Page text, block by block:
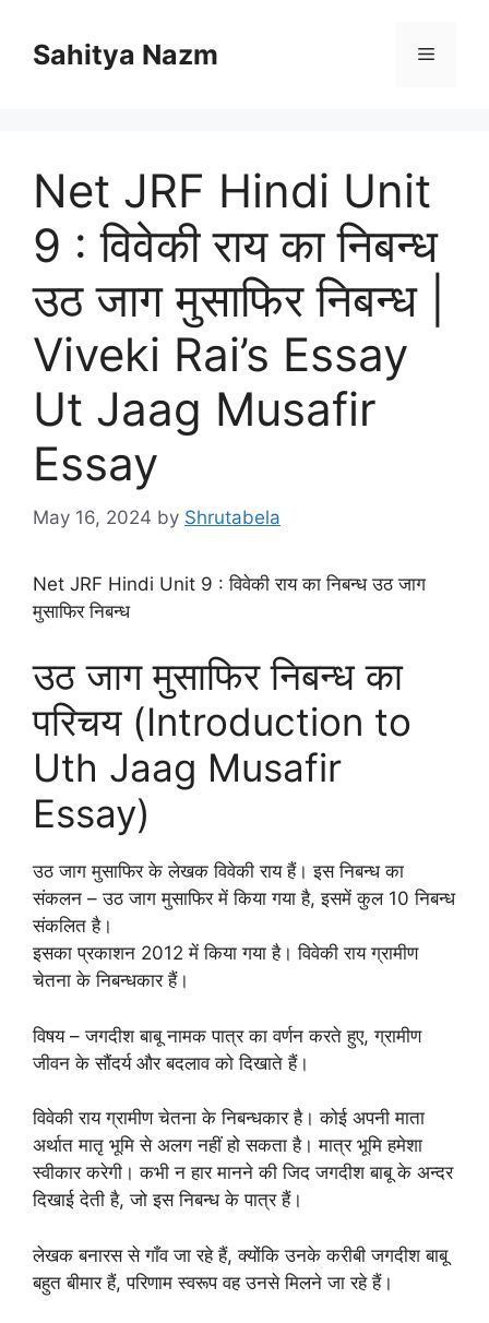
Sahitya Nazm
Net JRF Hindi Unit
9 : विवेकी राय का निबन्ध
उठ जाग मुसाफिर निबन्ध |
Viveki Rai’s Essay
Ut Jaag Musafir
Essay
May 16, 2024 by Shrutabela
Net JRF Hindi Unit 9 : विवेकी राय का निबन्ध उठ जाग
मुसाफिर निबन्ध
उठ जाग मुसाफिर निबन्ध का
परिचय (Introduction to
Uth Jaag Musafir
Essay)
उठ जाग मुसाफिर के लेखक विवेकी राय हैं। इस निबन्ध का
संकलन – उठ जाग मुसाफिर में किया गया है, इसमें कुल 10 निबन्ध
संकलित है।
इसका प्रकाशन 2012 में किया गया है। विवेकी राय ग्रामीण
चेतना के निबन्धकार हैं।
विषय – जगदीश बाबू नामक पात्र का वर्णन करते हुए, ग्रामीण
जीवन के सौंदर्य और बदलाव को दिखाते हैं।
विवेकी राय ग्रामीण चेतना के निबन्धकार है। कोई अपनी माता
अर्थात मातृ भूमि से अलग नहीं हो सकता है। मात्र भूमि हमेशा
स्वीकार करेगी। कभी न हार मानने की जिद जगदीश बाबू के अन्दर
दिखाई देती है, जो इस निबन्ध के पात्र हैं।
लेखक बनारस से गाँव जा रहे हैं, क्योंकि उनके करीबी जगदीश बाबू
बहुत बीमार हैं, परिणाम स्वरूप वह उनसे मिलने जा रहे हैं।